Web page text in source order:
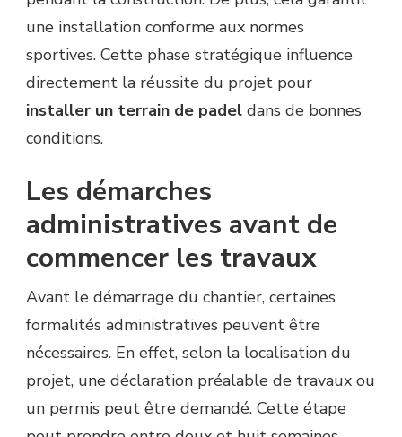
une installation conforme aux normes
sportives. Cette phase stratégique influence
directement la réussite du projet pour
installer un terrain de padel dans de bonnes
conditions.
Les démarches
administratives avant de
commencer les travaux
Avant le démarrage du chantier, certaines
formalités administratives peuvent être
nécessaires. En effet, selon la localisation du
projet, une déclaration préalable de travaux ou
un permis peut être demandé. Cette étape